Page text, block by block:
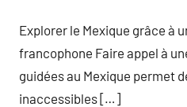
Explorer le Mexique grâce à
francophone Faire appel à
guidées au Mexique permet
inaccessibles […]